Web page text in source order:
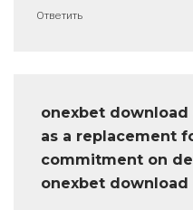
Ответить
onexbet
as a replacement
commitment on
onexbet download